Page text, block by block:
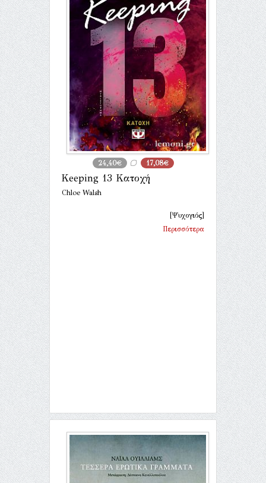
24,40€ 17,08€
Keeping 13 Κατοχή
Chloe Walsh
[Ψυχογιός]
Περισσότερα